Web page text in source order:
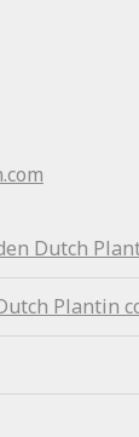
Dutch
Plantin